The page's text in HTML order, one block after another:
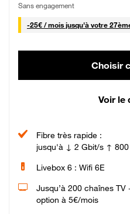
Sans engagement
-25€ / mois25 € par mois
jusqu'à votre
Choisir
Voir le
Fibre très rapide :
jusqu'à ↓ 2 Gbit/s ↑
Livebox 6 : Wifi 6E
Jusqu’à 200 chaînes
option à 5€/mois